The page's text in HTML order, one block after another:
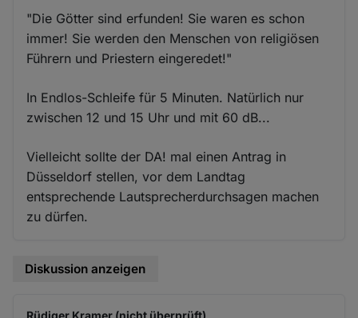
"Die Götter sind erfunden! Sie waren es schon
immer! Sie werden den Menschen von religiösen
Führern und Priestern eingeredet!"
In Endlos-Schleife für 5 Minuten. Natürlich nur
zwischen 12 und 15 Uhr und mit 60 dB...
Vielleicht sollte der DA! mal einen Antrag in
Düsseldorf stellen, vor dem Landtag
entsprechende Lautsprecherdurchsagen machen
zu dürfen.
Diskussion anzeigen